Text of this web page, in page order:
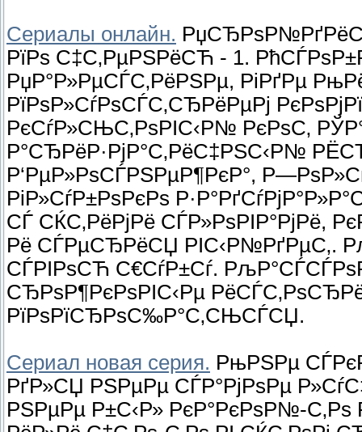
Сериалы онлайн.
РїРѕ С‡С‚РµРЅРёСЋ - 1.
РџР°Р»РµСЃС‚РёРЅРµ, РіРґРµ
РїРѕР»СѓРѕСЃС‚СЂРёРµРј
РєСѓР»СЊС‚РѕРІС‹Р№ РєРѕС‚
Р°СЂРёР·РјР°С‚РёС‡РЅС‹Р№
Р‘РµР»РѕСЃРЅРµР¶РєР°,
РіР»СѓР±РѕРєРѕ
СЃ СЌС‚РёРјРё СЃР»РѕРІР°РјРё,
Рё СЃРµСЂРёСЏ РІС‹Р№РґРµС‚.
СЃРІРѕСЋ С€СѓР±Сѓ.
СЂРѕР¶РєРѕРІС‹Рµ
РїРѕРїСЂРѕС‰Р°С‚СЊСЃСЏ.
Сериал новая серия. РњРЅРµ
РґР»СЏ РЅРµРµ СЃР°РјРѕРµ
РЅРµРµ Р±С‹Р» РєР°РєРѕР№-